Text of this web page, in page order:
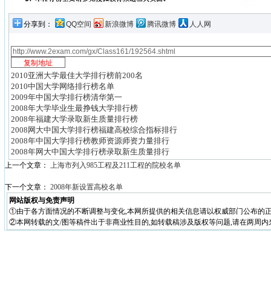
分享到： QQ空间 新浪微博 腾讯微博 人人网
2010亚洲大学最佳大学排行榜前200名
2010中国大学网络排行榜名单
2009年中国大学排行榜清华第一
2008年大学毕业生最挣钱大学排行榜
2008年福建大学录取新生质量排行榜
2008网大中国大学排行榜福建高校综合指标排行
2008年中国大学排行榜教师资源师资力量排行
2008年网大中国大学排行榜录取新生质量排行
上一个文章： 上海市列入985工程及211工程的院校名单
下一个文章： 2008年新设置高校名单
网站版权与免责声明
①由于各方面情况的不断调整与变化,本网所提供的相关信息请以权威部门公布的
②本网转载的文/图等稿件出于非商业性目的,如转载稿涉及版权等问题,请在两周内